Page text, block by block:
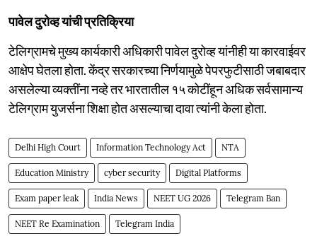
पावेल दुरोव्ह यांची प्रतिक्रिया
टेलिग्रामचे मुख्य कार्यकारी अधिकारी पावेल दुरोव्ह यांनीही या कारवाईवर
आक्षेप घेतला होता. केंद्र सरकारच्या निर्णयामुळे पेपरफुटीसाठी जबाबदार
असलेल्या व्यक्तींना नव्हे तर भारतातील १५ कोटींहून अधिक सर्वसामान्य
टेलिग्राम युजर्सना शिक्षा होत असल्याचा दावा त्यांनी केला होता.
Delhi High Court Information Technology Act NTA
Education Ministry cyber security Digital Platforms
Exam paper leak India News NEET UG 2026 Telegram Ban
NEET Re Examination Telegram India